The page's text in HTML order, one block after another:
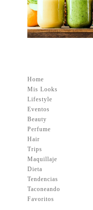
Home
Mis Looks
Lifestyle
Eventos
Beauty
Perfume
Hair
Trips
Maquillaje
Dieta
Tendencias
Taconeando
Favoritos